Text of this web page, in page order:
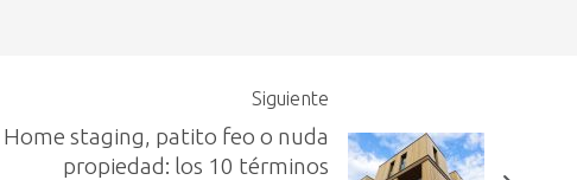
Siguiente
Home staging, patito feo o nuda
propiedad: los 10 términos